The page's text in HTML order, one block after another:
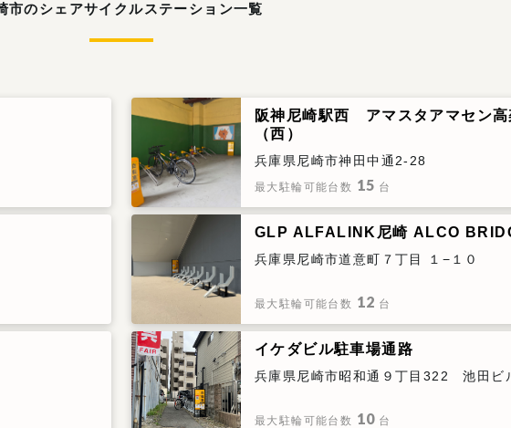
市のシェアサイクルステーション一覧
阪神尼崎駅西 アマスタアマセン高
（西）
兵庫県尼崎市神田中通2-28
最大駐輪可能台数 15 台
GLP ALFALINK尼崎 ALCO
兵庫県尼崎市道意町７丁目 １−１０
最大駐輪可能台数 12 台
イケダビル駐車場通路
兵庫県尼崎市昭和通９丁目322 池田ビ
最大駐輪可能台数 10 台